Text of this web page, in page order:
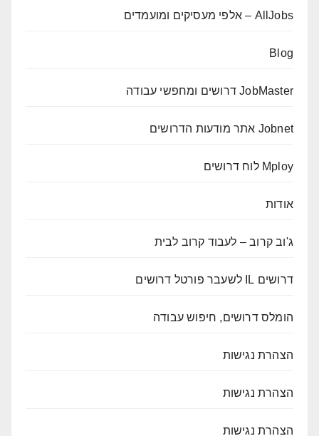
AllJobs – אלפי מעסיקים ומועמדים
Blog
JobMaster דרושים ומחפשי עבודה
Jobnet אתר מודעות הדרושים
Mploy לוח דרושים
אודות
ג'וב קרוב – לעבוד קרוב לבית
דרושים IL לשעבר פורטל דרושים
הומלס דרושים, חיפוש עבודה
הצהרת נגישות
הצהרת נגישות
הצהרת נגישות